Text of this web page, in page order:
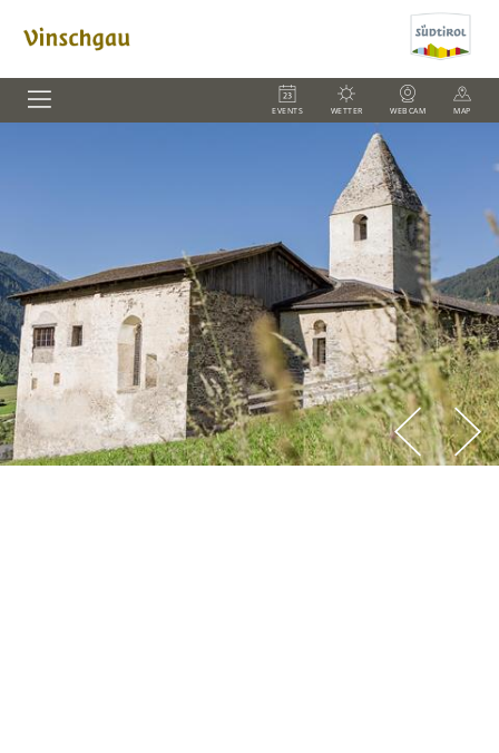
EVENTS WETTER WEBCAM MAP